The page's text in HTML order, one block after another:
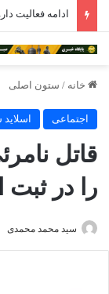
خانه / ستون اصلی
اجتماعی
قاتل
را در
سید محمد محمدی